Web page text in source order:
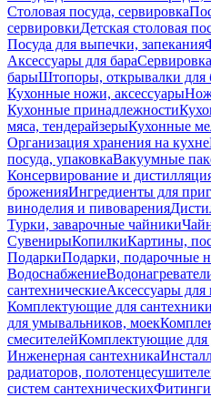
Столовая посуда, сервировка
сервировкиДетская столовая
Посуда для выпечки, запекания
Аксессуары для бара
барыШтопоры, открывалки для
Кухонные ножи, аксессуары
Кухонные принадлежности
мяса, тендерайзерыКухонные
Организация хранения на кухне
посуда, упаковкаВакуумные
Консервирование и
броженияИнгредиенты для
виноделия и пивоварения
Турки, заварочные чайники
СувенирыКопилкиКартины,
ПодаркиПодарки, подарочные
Водоснабжение
сантехническиеАксессуары для
Комплектующие для сантехники
для умывальников, моек
смесителейКомплектующие для
Инженерная сантехника
радиаторов,
систем сантехническихФитинги